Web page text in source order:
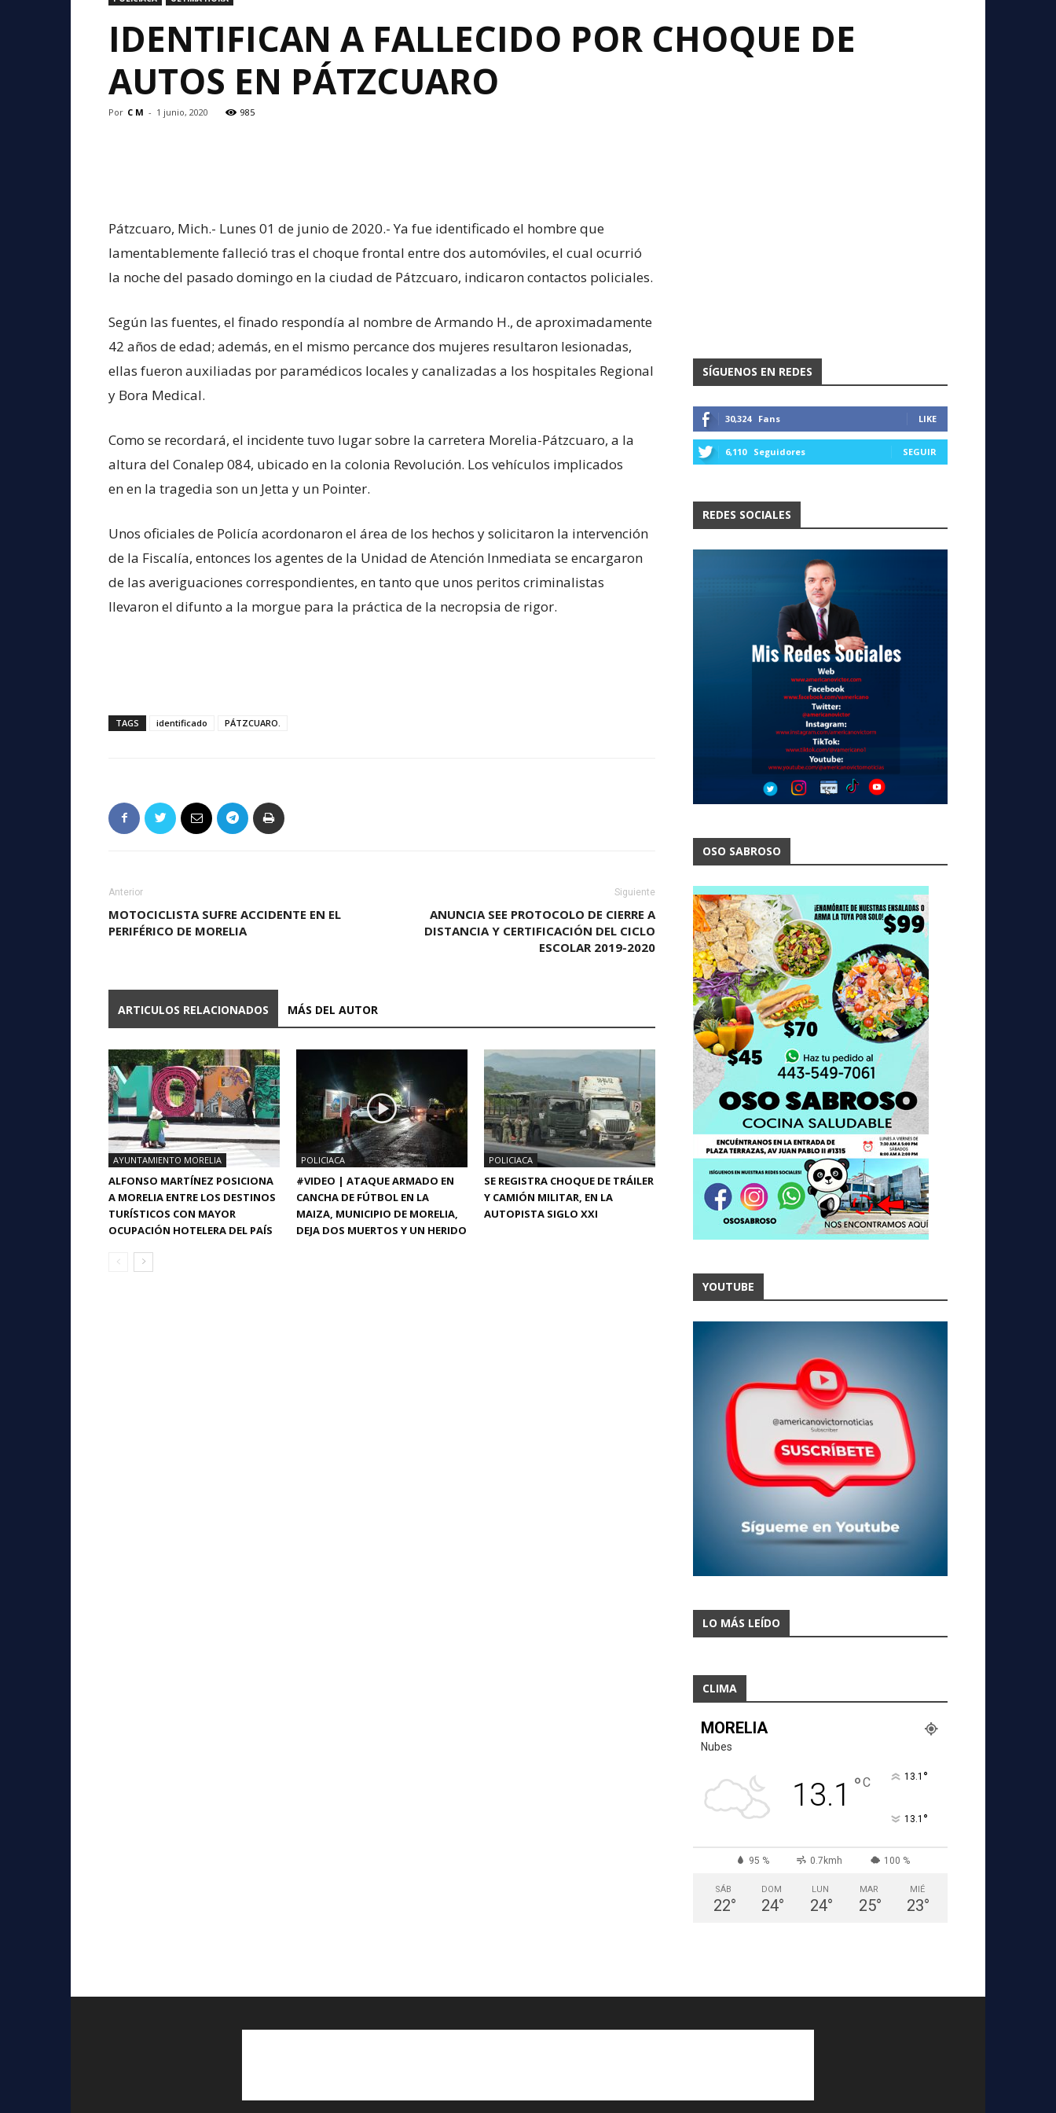
IDENTIFICAN A FALLECIDO POR CHOQUE DE
AUTOS EN PÁTZCUARO
Por C M - 1 junio, 2020 985
Pátzcuaro, Mich.- Lunes 01 de junio de 2020.- Ya fue identificado el hombre que
lamentablemente falleció tras el choque frontal entre dos automóviles, el cual ocurrió
la noche del pasado domingo en la ciudad de Pátzcuaro, indicaron contactos policiales.
Según las fuentes, el finado respondía al nombre de Armando H., de aproximadamente
42 años de edad; además, en el mismo percance dos mujeres resultaron lesionadas,
ellas fueron auxiliadas por paramédicos locales y canalizadas a los hospitales Regional
y Bora Medical.
Como se recordará, el incidente tuvo lugar sobre la carretera Morelia-Pátzcuaro, a la
altura del Conalep 084, ubicado en la colonia Revolución. Los vehículos implicados
en en la tragedia son un Jetta y un Pointer.
Unos oficiales de Policía acordonaron el área de los hechos y solicitaron la intervención
de la Fiscalía, entonces los agentes de la Unidad de Atención Inmediata se encargaron
de las averiguaciones correspondientes, en tanto que unos peritos criminalistas
llevaron el difunto a la morgue para la práctica de la necropsia de rigor.
TAGS identificado PÁTZCUARO.
Anterior
MOTOCICLISTA SUFRE ACCIDENTE EN EL
PERIFÉRICO DE MORELIA
Siguiente
ANUNCIA SEE PROTOCOLO DE CIERRE A
DISTANCIA Y CERTIFICACIÓN DEL CICLO
ESCOLAR 2019-2020
ARTICULOS RELACIONADOS MÁS DEL AUTOR
AYUNTAMIENTO MORELIA
ALFONSO MARTÍNEZ POSICIONA
A MORELIA ENTRE LOS DESTINOS
TURÍSTICOS CON MAYOR
OCUPACIÓN HOTELERA DEL PAÍS
POLICIACA
#VIDEO | ATAQUE ARMADO EN
CANCHA DE FÚTBOL EN LA
MAIZA, MUNICIPIO DE MORELIA,
DEJA DOS MUERTOS Y UN HERIDO
POLICIACA
SE REGISTRA CHOQUE DE TRÁILER
Y CAMIÓN MILITAR, EN LA
AUTOPISTA SIGLO XXI
SÍGUENOS EN REDES
30,324 Fans LIKE
6,110 Seguidores SEGUIR
REDES SOCIALES
OSO SABROSO
YOUTUBE
LO MÁS LEÍDO
CLIMA
MORELIA
Nubes
13.1 °C 13.1 °
13.1 °
95 % 0.7kmh 100 %
SÁB
22°
DOM
24°
LUN
24°
MAR
25°
MIÉ
23°